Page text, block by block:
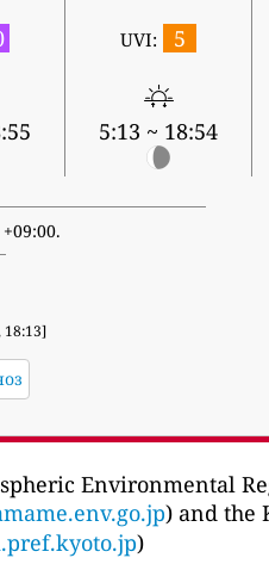
UVI: 5
5:13 ~ 18:54
18:13]
Environmental
) and the
)